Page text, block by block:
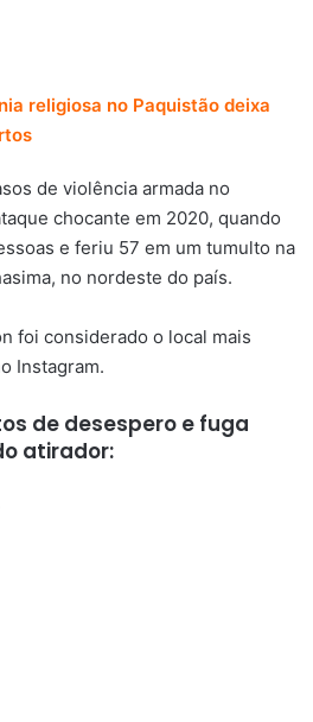
religiosa no Paquistão deixa
de violência armada no
chocante em 2020, quando
e feriu 57 em um tumulto na
no nordeste do país.
foi considerado o local mais
Instagram.
de desespero e fuga
atirador: